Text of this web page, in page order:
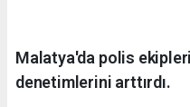
Malatya'da polis
denetimlerini arttırdı.